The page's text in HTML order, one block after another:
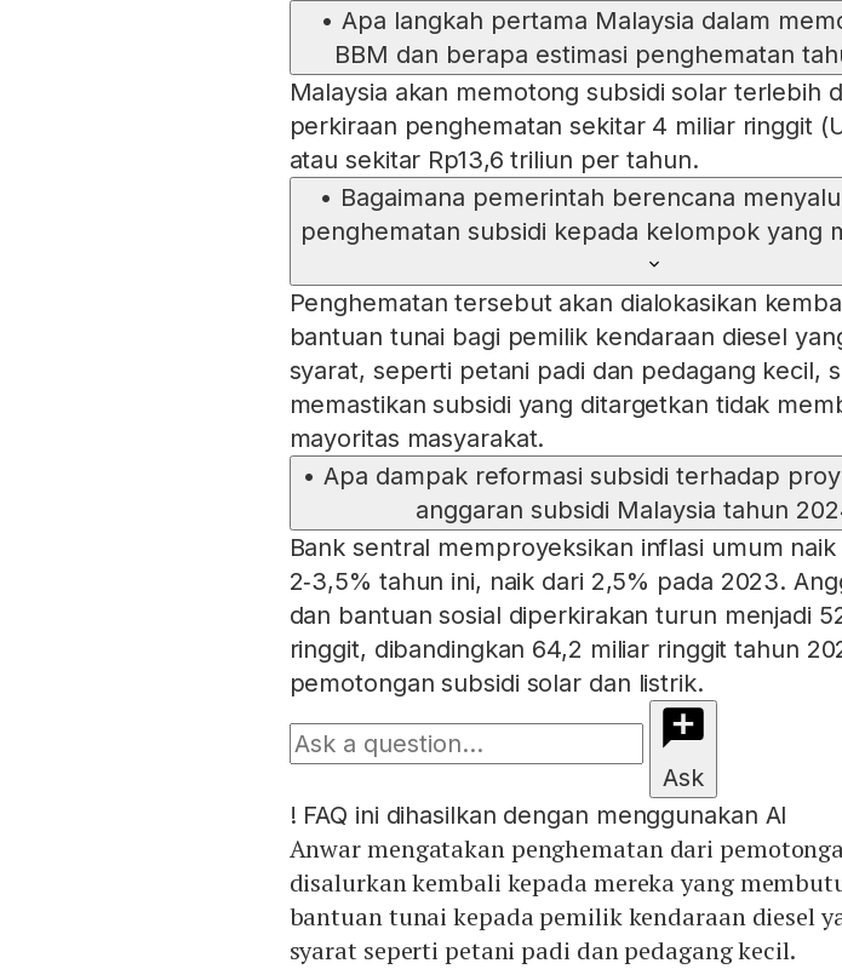
• Apa langkah pertama Malaysia dalam
BBM dan berapa estimasi penghematan
Malaysia akan memotong subsidi solar terlebih
perkiraan penghematan sekitar 4 miliar ringgit
atau sekitar Rp13,6 triliun per tahun.
• Bagaimana pemerintah berencana
penghematan subsidi kepada kelompok yang
Penghematan tersebut akan dialokasikan
bantuan tunai bagi pemilik kendaraan diesel
syarat, seperti petani padi dan pedagang kecil,
memastikan subsidi yang ditargetkan tidak
mayoritas masyarakat.
• Apa dampak reformasi subsidi terhadap
anggaran subsidi Malaysia tahun
Bank sentral memproyeksikan inflasi umum naik
2‑3,5% tahun ini, naik dari 2,5% pada 2023.
dan bantuan sosial diperkirakan turun menjadi
ringgit, dibandingkan 64,2 miliar ringgit tahun
pemotongan subsidi solar dan listrik.
Ask
! FAQ ini dihasilkan dengan menggunakan AI
Anwar mengatakan penghematan dari
disalurkan kembali kepada mereka yang
bantuan tunai kepada pemilik kendaraan diesel
syarat seperti petani padi dan pedagang kecil.